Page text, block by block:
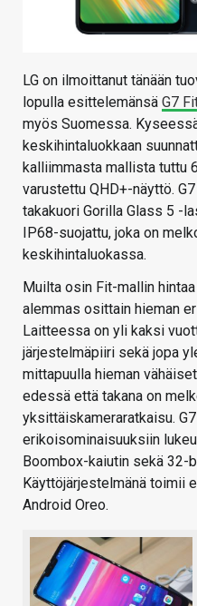
LG on ilmoittanut tänään
lopulla esittelemänsä G7
myös Suomessa.
keskihintaluokkaan
kalliimmasta mallista tuttu
varustettu QHD+-näyttö.
takakuori Gorilla Glass 5 -
IP68-suojattu, joka on
keskihintaluokassa.
Muilta osin Fit-mallin
alemmas osittain hieman
Laitteessa on yli kaksi
järjestelmäpiiri sekä jopa
mittapuulla hieman
edessä että takana on
yksittäiskameraratkaisu.
erikoisominaisuuksiin
Boombox-kaiutin sekä 32-
Käyttöjärjestelmänä toimii
Android Oreo.